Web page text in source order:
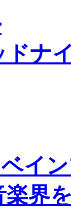
ドナ
イ
楽界